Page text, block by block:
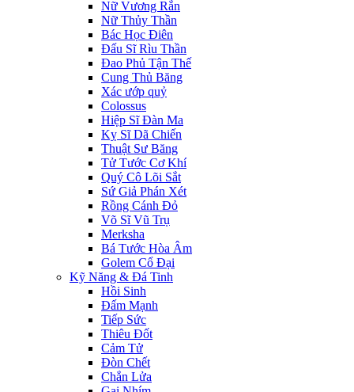
Nữ Vương Rắn
Nữ Thủy Thần
Bác Học Điên
Đấu Sĩ Rìu Thần
Đao Phủ Tận Thế
Cung Thủ Băng
Xác ướp quỷ
Colossus
Hiệp Sĩ Đàn Ma
Kỵ Sĩ Dã Chiến
Thuật Sư Băng
Tử Tước Cơ Khí
Quý Cô Lõi Sắt
Sứ Giả Phán Xét
Rồng Cánh Đỏ
Võ Sĩ Vũ Trụ
Merksha
Bá Tước Hòa Âm
Golem Cổ Đại
Kỹ Năng & Đá Tinh
Hồi Sinh
Đấm Mạnh
Tiếp Sức
Thiêu Đốt
Cảm Tử
Đòn Chết
Chắn Lửa